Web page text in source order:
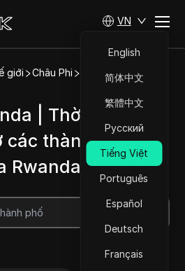
VN
English
简体中文
繁體中文
Русский
Tiếng Việt
Português
Español
Deutsch
Français
giới Châu Phi Rwanda
| Thời gian
các thành phố
Rwanda
Tìm kiếm